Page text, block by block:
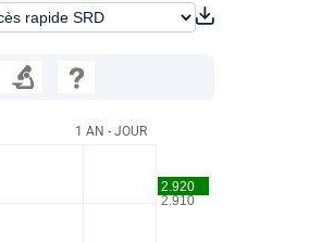
1 AN - JOUR